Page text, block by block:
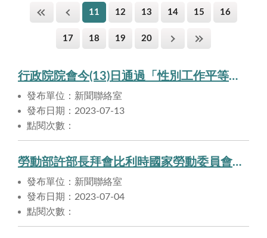
11 12 13 14 15 16
17 18 19 20
行政院院會今(13)日通過「性別工作平等法」部分條文修正草案，勞動部將盡力推動修法事宜
發布單位：新聞聯絡室
發布日期：2023-07-13
點閱次數：
勞動部許部長拜會比利時國家勞動委員會，就臺比社會對話議題進行意見交換
發布單位：新聞聯絡室
發布日期：2023-07-04
點閱次數：